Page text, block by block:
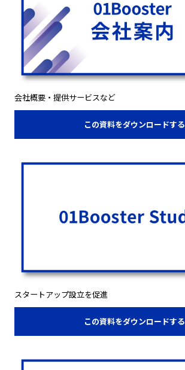
会社概要・提供サービスなど
この資料をダウンロードする
スタートアップ設立を促進
この資料をダウンロードする